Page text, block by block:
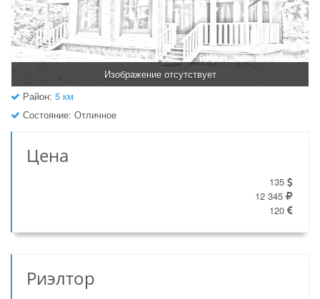
Изображение отсутствует
Район: 5 км
Состояние: Отличное
Цена
135
12 345
120
Риэлтор